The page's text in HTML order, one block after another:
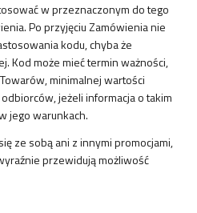
w przeznaczonym do tego
Po przyjęciu Zamówienia nie
kodu, chyba że
Kod może mieć termin ważności,
minimalnej wartości
jeżeli informacja o takim
jego warunkach.
ze sobą ani z innymi promocjami,
przewidują możliwość